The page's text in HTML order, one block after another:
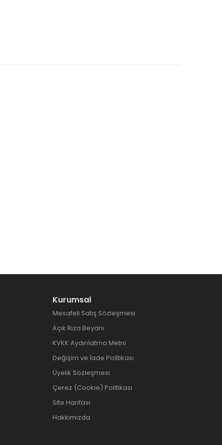
Kurumsal
Mesafeli Satış Sözleşmesi
Açık Rıza Beyanı
KVKK Aydınlatma Metni
Değişim ve İade Politikası
Üyelik Sözleşmesi
Çerez (Cookie) Politikası
Site Haritası
Hakkımızda